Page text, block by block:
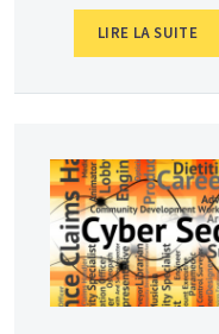
LIRE LA SUITE